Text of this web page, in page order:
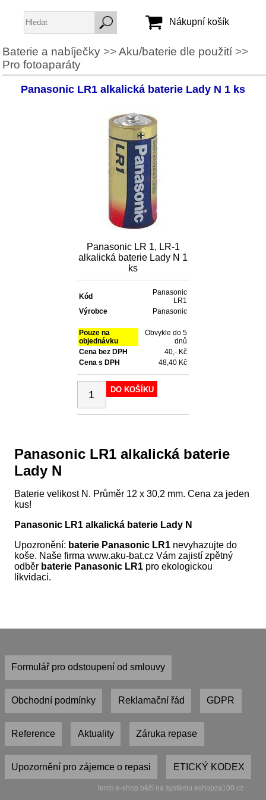
Heslo:
Vytvořit účet
Zapomenuté heslo
Nákupní košík
Baterie a nabíječky>>Aku/baterie dle použití>>
Pro fotoaparáty
Panasonic LR1 alkalická baterie Lady N 1 ks
Panasonic LR 1, LR-1
alkalická baterie Lady N 1
ks
Kód
Panasonic
LR1
Výrobce
Panasonic
Pouze na
objednávku
Obvykle do 5
dnů
Cena bez DPH
40,- Kč
Cena s DPH
48,40 Kč
DO KOŠÍKU
Panasonic LR1 alkalická baterie
Lady N
Baterie velikost N. Průměr 12 x 30,2 mm. Cena za jeden
kus!
Panasonic LR1 alkalická baterie Lady N
Upozronění: baterie Panasonic LR1 nevyhazujte do
koše. Naše firma www.aku-bat.cz Vám zajistí zpětný
odběr baterie Panasonic LR1 pro ekologickou
likvidaci.
Formulář pro odstoupení od smlouvy
Obchodní podmínky Reklamační řád GDPR
Reference Aktuality Záruka repase
Upozornění pro zájemce o repasi ETICKÝ KODEX
tento e-shop běží na systému eshopza100.cz